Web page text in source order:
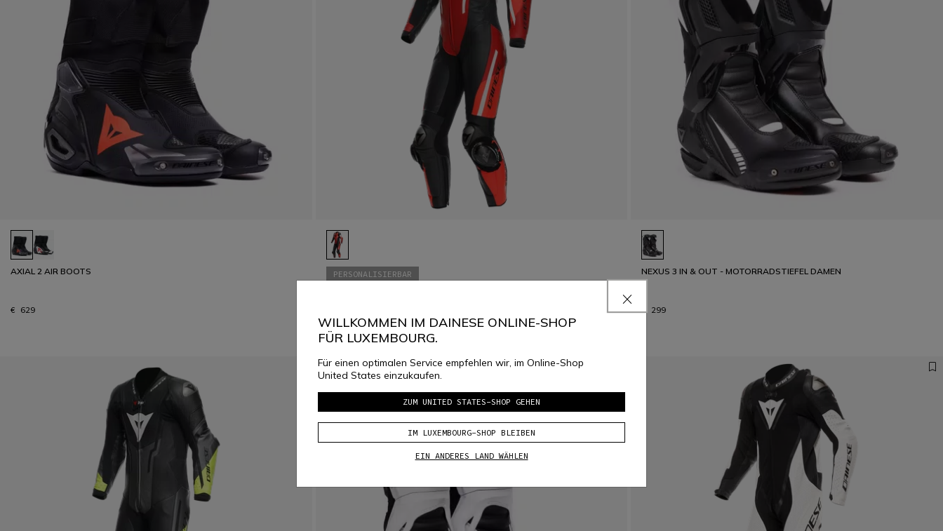
AXIAL 2 AIR BOOTS
€ 629
PERSONALISIERBAR
NEXUS 3 IN & OUT - MOTORRADSTIEFEL DAMEN
€ 299
WILLKOMMEN IM DAINESE ONLINE-SHOP
FÜR LUXEMBOURG.
Für einen optimalen Service empfehlen wir, im Online-Shop
United States einzukaufen.
ZUM UNITED STATES-SHOP GEHEN
IM LUXEMBOURG-SHOP BLEIBEN
EIN ANDERES LAND WÄHLEN